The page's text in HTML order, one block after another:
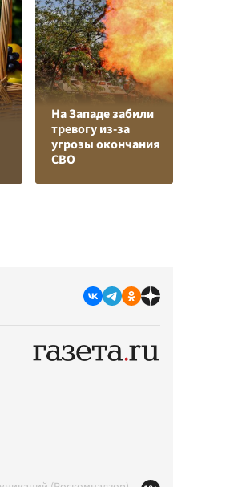
На Западе забили
тревогу из-за
угрозы окончания
СВО